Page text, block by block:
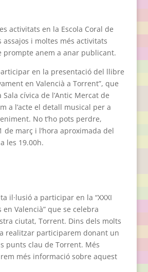
activitats en la Escola Coral de
i moltes més activitats
prompte anem a anar publicant.
en la presentació del llibre
en Valencià a Torrent”, que
cívica de l’Antic Mercat de
a l’acte el detall musical per a
No t’ho pots perdre,
de març i l’hora aproximada del
les 19.00h.
il·lusió a participar en la “XXXI
en Valencià” que se celebra
ciutat, Torrent. Dins dels molts
realitzar participarem donant un
punts clau de Torrent. Més
més informació sobre aquest